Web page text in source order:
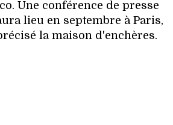
Une conférence de presse
lieu en septembre à Paris,
la maison d'enchères.